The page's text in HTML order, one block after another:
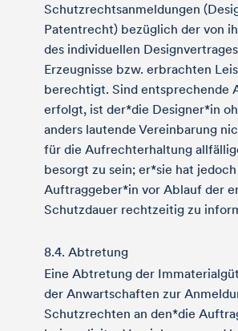
Schutzrechtsanmeldungen
Patentrecht) bezüglich der von
des individuellen
Erzeugnisse bzw. erbrachten
berechtigt. Sind entsprechende
erfolgt, ist der*die Designer*in
anders lautende Vereinbarung
für die Aufrechterhaltung
besorgt zu sein; er*sie hat
Auftraggeber*in vor Ablauf der
Schutzdauer rechtzeitig zu
8.4. Abtretung
Eine Abtretung der
der Anwartschaften zur
Schutzrechten an den*die